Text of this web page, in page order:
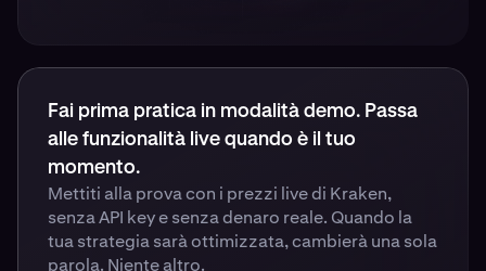
Fai prima pratica in modalità demo. Passa
alle funzionalità live quando è il tuo
momento.
Mettiti alla prova con i prezzi live di Kraken,
senza API key e senza denaro reale. Quando la
tua strategia sarà ottimizzata, cambierà una sola
parola. Niente altro.